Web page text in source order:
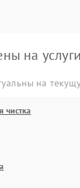
на
на
чистка